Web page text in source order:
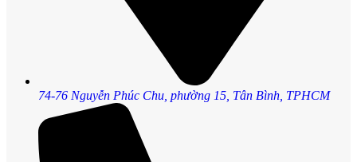
74-76 Nguyễn Phúc Chu, phường 15, Tân Bình, TPHCM